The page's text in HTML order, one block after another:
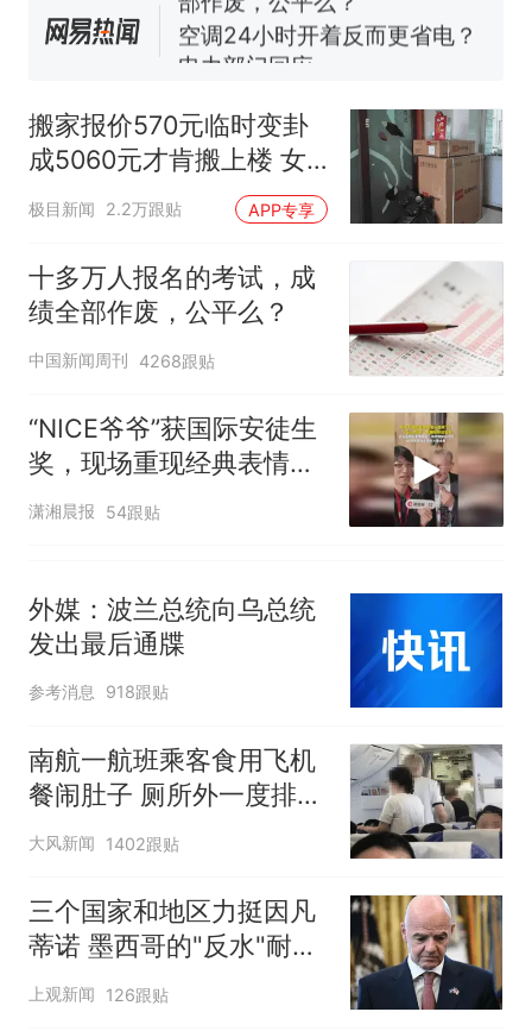
空调24小时开着反而更省电？
电力部门回应
试前13名均遭淘汰？教育局：
已叫停招聘，成立调查组全面
核查
“不建议大家买深色蛋糕”上热
搜，网友：天塌了！
那个在床头放菜刀的女孩，
人生
搬家报价570元临时变卦
成5060元才肯搬上楼 女
子傻眼
极目新闻 2.2万跟贴 APP专享
十多万人报名的考试，成
绩全部作废，公平么？
中国新闻周刊 4268跟贴
“NICE爷爷”获国际安徒生
奖，现场重现经典表情
包，向中国粉丝问好
潇湘晨报 54跟贴
外媒：波兰总统向乌总统
发出最后通牒
参考消息 918跟贴
南航一航班乘客食用飞机
餐闹肚子 厕所外一度排长
队
大风新闻 1402跟贴
三个国家和地区力挺因凡
蒂诺 墨西哥的"反水"耐人
寻味
上观新闻 126跟贴